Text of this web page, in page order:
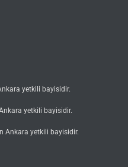
yetkili bayisidir.
yetkili bayisidir.
Ankara yetkili bayisidir.